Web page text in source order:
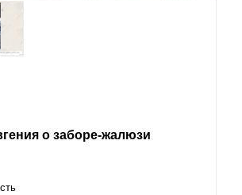
о заборе-жалюзи